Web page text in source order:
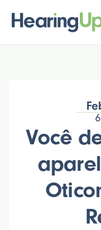
6
Você